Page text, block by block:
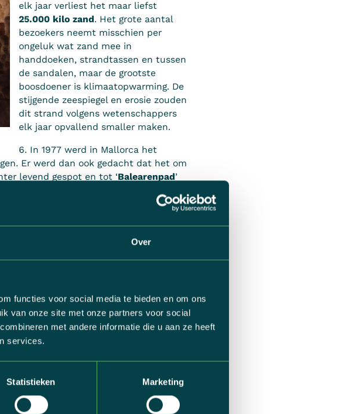
Over
functies voor social media te bieden en om ons
van onze site met onze partners voor social
met andere informatie die u aan ze heeft
services.
Statistieken Marketing
elk jaar verliest het maar liefst
25.000 kilo zand. Het grote aantal
bezoekers neemt misschien per
ongeluk wat zand mee in
handdoeken, strandtassen en tussen
de sandalen, maar de grootste
boosdoener is klimaatopwarming. De
stijgende zeespiegel en erosie zouden
dit strand volgens wetenschappers
elk jaar opvallend smaller maken.
6. In 1977 werd in Mallorca het
Er werd dan ook gedacht dat het om
levend gespot en tot ‘Balearenpad’
maar 1000 padden van de soort zijn.
in mei, doet de lokale bevolking een
traditie
, die aan een Moorse aanval van
. De draak zou eigenlijk een krokodil
Vandaag is de mummie van de ‘Drac
legende waar is, laten we in het midden.
VAN OP JE EIGEN FIETS
gaat, ben je 8 gekke weetjes over het
nog meer bijzondere feitjes